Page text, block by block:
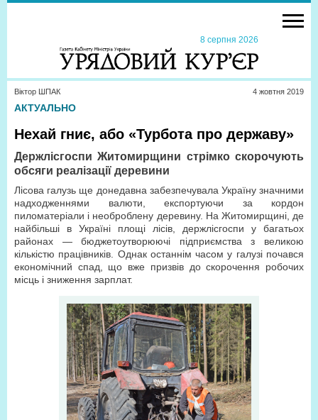
8 серпня 2026
Віктор ШПАК 4 жовтня 2019
АКТУАЛЬНО
Нехай гниє, або «Турбота про державу»
Держлісгоспи Житомирщини стрімко скорочують
обсяги реалізації деревини
Лісова галузь ще донедавна забезпечувала Україну значними
надходженнями валюти, експортуючи за кордон
пиломатеріали і необроблену деревину. На Житомирщині, де
найбільші в Україні площі лісів, держлісгоспи у багатьох
районах — бюджетоутворюючі підприємства з великою
кількістю працівників. Однак останнім часом у галузі почався
економічний спад, що вже призвів до скорочення робочих
місць і зниження зарплат.